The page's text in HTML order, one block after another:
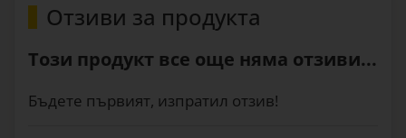
Отзиви за продукта
Този продукт все още няма отзиви...
Бъдете първият, изпратил отзив!